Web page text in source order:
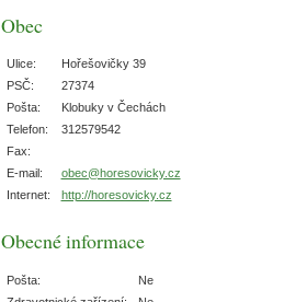
Obec
Ulice:
Hořešovičky 39
PSČ:
27374
Pošta:
Klobuky v Čechách
Telefon:
312579542
Fax:
E-mail:
obec@horesovicky.cz
Internet:
http://horesovicky.cz
Obecné informace
Pošta:
Ne